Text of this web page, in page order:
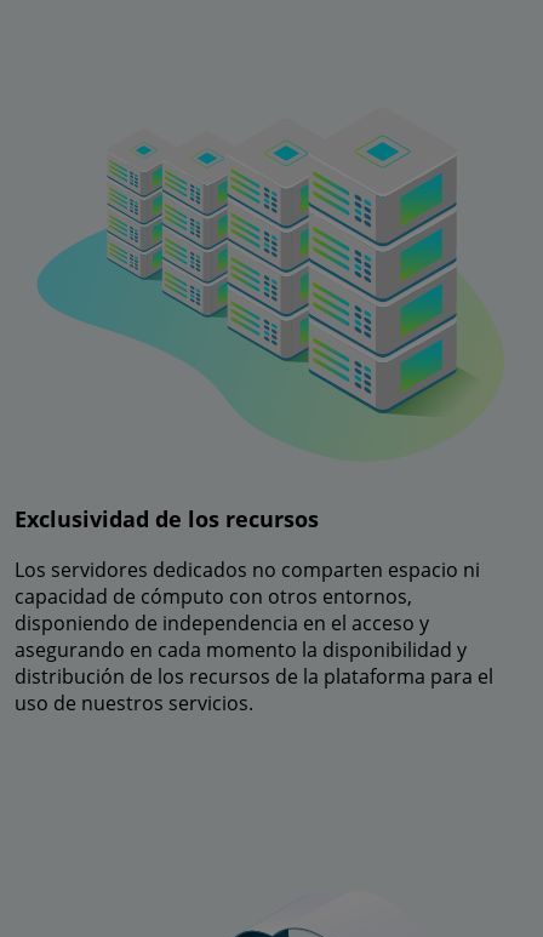
Exclusividad de los recursos
Los servidores dedicados no comparten espacio ni
capacidad de cómputo con otros entornos,
disponiendo de independencia en el acceso y
asegurando en cada momento la disponibilidad y
distribución de los recursos de la plataforma para el
uso de nuestros servicios.